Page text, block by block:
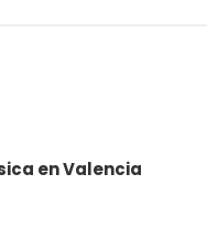
en Valencia